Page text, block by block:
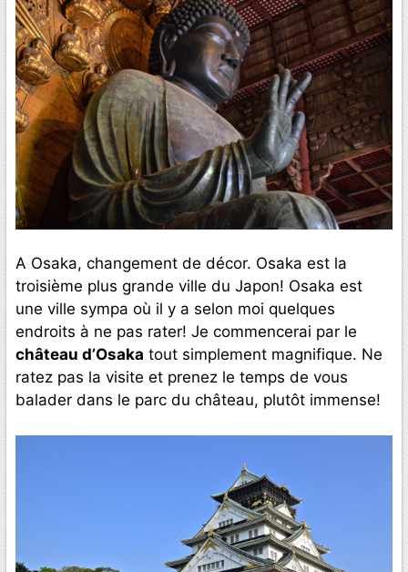
A Osaka, changement de décor. Osaka est la
troisième plus grande ville du Japon! Osaka est
une ville sympa où il y a selon moi quelques
endroits à ne pas rater! Je commencerai par le
château d’Osaka tout simplement magnifique. Ne
ratez pas la visite et prenez le temps de vous
balader dans le parc du château, plutôt immense!